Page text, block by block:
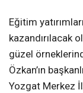
Eğitim
kazandırılacak
güzel
Özkan’ın
Yozgat Merkez